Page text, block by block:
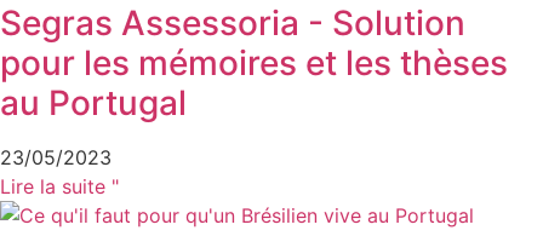
Segras Assessoria - Solution
pour les mémoires et les thèses
au Portugal
23/05/2023
Lire la suite "